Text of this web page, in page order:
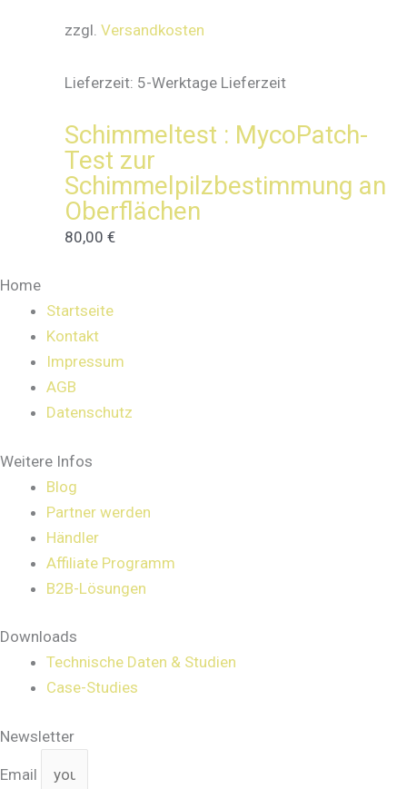
zzgl. Versandkosten
Lieferzeit: 5-Werktage Lieferzeit
Schimmeltest : MycoPatch-
Test zur
Schimmelpilzbestimmung an
Oberflächen
80,00 €
Home
Startseite
Kontakt
Impressum
AGB
Datenschutz
Weitere Infos
Blog
Partner werden
Händler
Affiliate Programm
B2B-Lösungen
Downloads
Technische Daten & Studien
Case-Studies
Newsletter
Email